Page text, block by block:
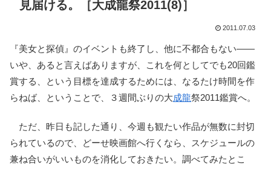
見届ける。［大成龍祭2011(8)］
2011.07.03
『美女と探偵』のイベントも終了し、他に不都合もない――
いや、あると言えばありますが、これを何としてでも20回鑑
賞する、という目標を達成するためには、なるたけ時間を作
らねば、ということで、３週間ぶりの大成龍祭2011鑑賞へ。
ただ、昨日も記した通り、今週も観たい作品が無数に封切
られているので、どーせ映画館へ行くなら、スケジュールの
兼ね合いがいいものを消化しておきたい。調べてみたとこ